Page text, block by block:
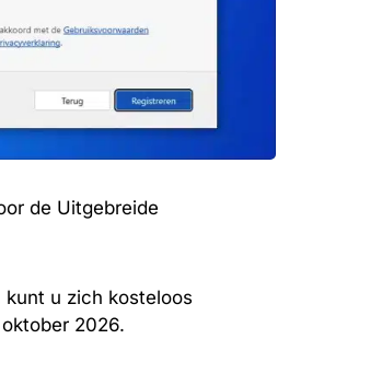
de Uitgebreide
u zich kosteloos
2026.